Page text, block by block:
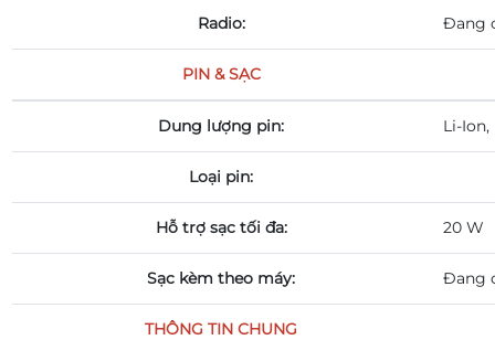
Radio: Đang
PIN & SẠC
Dung lượng pin: Li-
Loại pin:
Hỗ trợ sạc tối đa: 20 W
Sạc kèm theo máy: Đang
THÔNG TIN CHUNG